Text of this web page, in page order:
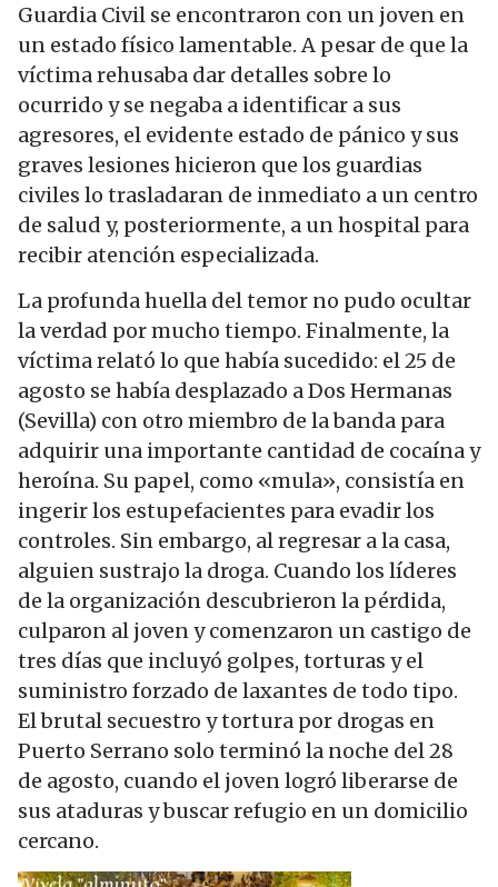
Guardia Civil se encontraron con un joven en
un estado físico lamentable. A pesar de que la
víctima rehusaba dar detalles sobre lo
ocurrido y se negaba a identificar a sus
agresores, el evidente estado de pánico y sus
graves lesiones hicieron que los guardias
civiles lo trasladaran de inmediato a un centro
de salud y, posteriormente, a un hospital para
recibir atención especializada.
La profunda huella del temor no pudo ocultar
la verdad por mucho tiempo. Finalmente, la
víctima relató lo que había sucedido: el 25 de
agosto se había desplazado a Dos Hermanas
(Sevilla) con otro miembro de la banda para
adquirir una importante cantidad de cocaína y
heroína. Su papel, como «mula», consistía en
ingerir los estupefacientes para evadir los
controles. Sin embargo, al regresar a la casa,
alguien sustrajo la droga. Cuando los líderes
de la organización descubrieron la pérdida,
culparon al joven y comenzaron un castigo de
tres días que incluyó golpes, torturas y el
suministro forzado de laxantes de todo tipo.
El brutal secuestro y tortura por drogas en
Puerto Serrano solo terminó la noche del 28
de agosto, cuando el joven logró liberarse de
sus ataduras y buscar refugio en un domicilio
cercano.